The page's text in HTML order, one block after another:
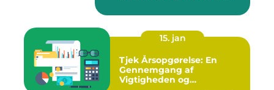
15. jan
Tjek Årsopgørelse: En
Gennemgang af
Vigtigheden og